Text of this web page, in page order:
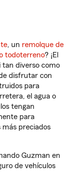
, un remolque de
todoterreno? ¡El
tan diverso como
disfrutar con
para
el agua o
tengan
para
más preciados
Guzman en
de vehículos